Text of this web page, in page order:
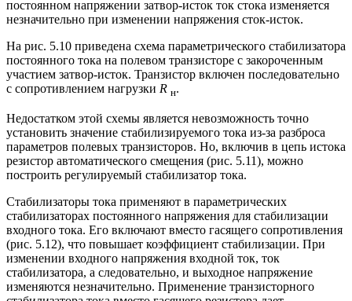
постоянном напряжении затвор-исток ток стока изменяется
незначительно при изменении напряжения сток-исток.
На рис. 5.10 приведена схема параметрического стабилизатора
постоянного тока на полевом транзисторе с закороченным
участием затвор-исток. Транзистор включен последовательно
с сопротивлением нагрузки R н.
Недостатком этой схемы является невозможность точно
установить значение стабилизируемого тока из-за разброса
параметров полевых транзисторов. Но, включив в цепь истока
резистор автоматического смещения (рис. 5.11), можно
построить регулируемый стабилизатор тока.
Стабилизаторы тока применяют в параметрических
стабилизаторах постоянного напряжения для стабилизации
входного тока. Его включают вместо гасящего сопротивления
(рис. 5.12), что повышает коэффициент стабилизации. При
изменении входного напряжения входной ток, ток
стабилизатора, а следовательно, и выходное напряжение
изменяются незначительно. Применение транзисторного